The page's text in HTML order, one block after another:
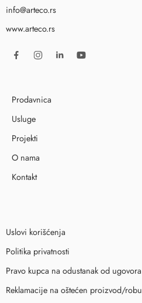
info@arteco.rs
www.arteco.rs
Prodavnica
Usluge
Projekti
O nama
Kontakt
Uslovi korišćenja
Politika privatnosti
Pravo kupca na odustanak od ugovora
Reklamacije na oštećen proizvod/robu